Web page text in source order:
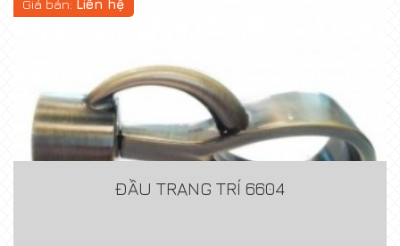
Giá bán: Liên hệ
ĐẦU TRANG TRÍ 6604